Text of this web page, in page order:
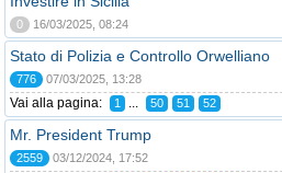
0 16/03/2025, 08:24
Stato di Polizia e Controllo Orwelliano
776 07/03/2025, 13:28
Vai alla pagina: 1 ... 50 51 52
Mr. President Trump
2559 03/12/2024, 17:52